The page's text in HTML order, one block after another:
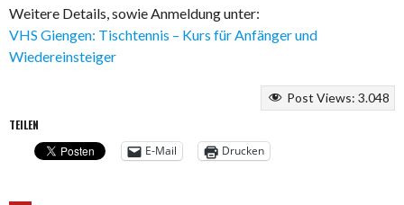
Weitere Details, sowie Anmeldung unter:
VHS Giengen: Tischtennis – Kurs für Anfänger und
Wiedereinsteiger
Post Views: 3.048
TEILEN
E-Mail
Drucken